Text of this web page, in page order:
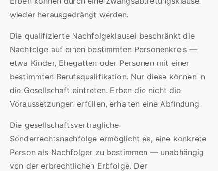
wieder herausgedrängt werden.
Die qualifizierte Nachfolgeklausel beschränkt die
Nachfolge auf einen bestimmten Personenkreis —
etwa Kinder, Ehegatten oder Personen mit einer
bestimmten Berufsqualifikation. Nur diese können in
die Gesellschaft eintreten. Erben die nicht die
Voraussetzungen erfüllen, erhalten eine Abfindung.
Die gesellschaftsvertragliche
Sonderrechtsnachfolge ermöglicht es, eine konkrete
Person als Nachfolger zu bestimmen — unabhängig
von der erbrechtlichen Erbfolge. Der